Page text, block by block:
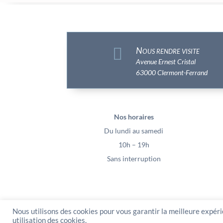
 Nous rendre visite
Avenue Ernest Cristal
63000 Clermont-Ferrand
Nos horaires
Du lundi au samedi
10h – 19h
Sans interruption
Nous utilisons des cookies pour vous garantir la meilleure
utilisation des cookies.